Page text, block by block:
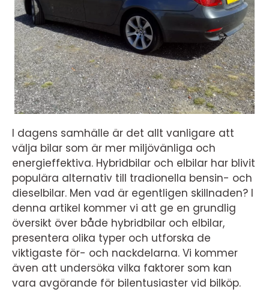
I dagens samhälle är det allt vanligare att
välja bilar som är mer miljövänliga och
energieffektiva. Hybridbilar och elbilar har blivit
populära alternativ till tradionella bensin- och
dieselbilar. Men vad är egentligen skillnaden? I
denna artikel kommer vi att ge en grundlig
översikt över både hybridbilar och elbilar,
presentera olika typer och utforska de
viktigaste för- och nackdelarna. Vi kommer
även att undersöka vilka faktorer som kan
vara avgörande för bilentusiaster vid bilköp.